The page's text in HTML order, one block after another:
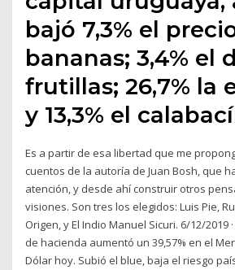
bajó 7,3% el
bananas; 3,4% el
frutillas; 26,7% la
y 13,3% el
Es a partir de esa libertad que me
cuentos de la autoría de Juan Bosh, que
atención, y desde ahí construir otros
visiones. Son tres los elegidos: Luis Pie,
Origen, y El Indio Manuel Sicuri. 6/12/2019
de hacienda aumentó un 39,57% en el
Dólar hoy. Subió el blue, baja el riesgo